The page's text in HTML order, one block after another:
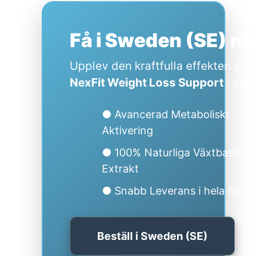
Få i Sweden (SE) nu
Upplev den kraftfulla effekten av
NexFit Weight Loss Support
● Avancerad Metaboliskt
Aktivering
● 100% Naturliga Växtbaserade
Extrakt
● Snabb Leverans i hela
Beställ i Sweden (SE)